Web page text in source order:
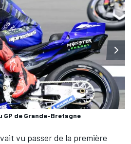
de Grande-Bretagne
vu passer de la première